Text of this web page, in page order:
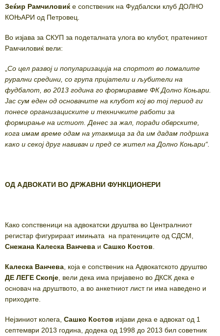
Зеќир Рамчиловиќ е сопственик на Фудбалски клуб ДОЛНО
КОЊАРИ од Петровец.
Во изјава за СКУП за подеталната улога во клубот, пратеникот
Рамчиловиќ вели:
Со цел развој и популаризација на спортот во помалите
рурални средини, со група пријатели и љубители на
фудбалот, во 2013 година го формиравме ФК Долно Коњари.
Јас сум еден од основачите на клубот кој во тој период ги
понесе организациските и техничките работи за
формирање на истиот. Денес за жал, поради обврските,
кога имам време одам на утакмица за да им дадам подршка
како и секој друг навивач и пред се жител на Долно Коњари“.
ОД АДВОКАТИ ВО ДРЖАВНИ ФУНКЦИОНЕРИ
Како сопственици на адвокатски друштва во Централниот
регистар фигурираат имињата на пратениците од СДСМ,
Снежана Калеска Ванчева и Сашко Костов
Калеска Ванчева , која е сопственик на Адвокатското друштво
ДЕ ЛЕГЕ Скопје , вели дека има пријавено во ДКСК дека е
основач на друштвото, а во анкетниот лист ги има наведено и
приходите.
Нејзиниот колега, Сашко Костов изјави дека е адвокат од 1
септември 2013 година, додека од 1998 до 2013 бил советник